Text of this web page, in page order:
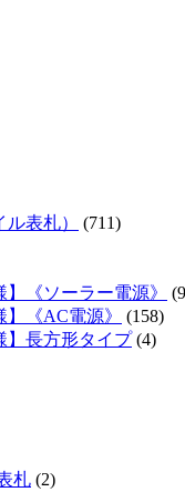
表札）
(711)
《ソーラー電源》
《AC電源》
(158)
】長方形タイプ(4)
札 (2)